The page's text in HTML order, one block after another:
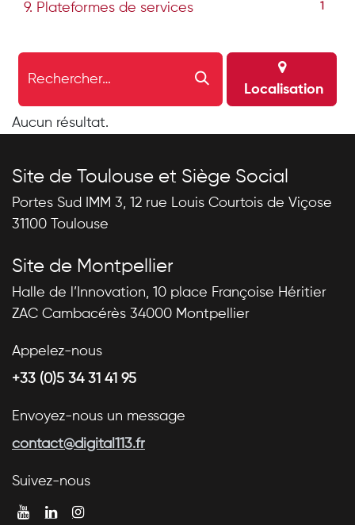
9. Plateformes de services
Localisation
Aucun résultat.
Site de Toulouse et Siège Social
Portes Sud IMM 3, 12 rue Louis Courtois de Viçose
31100 Toulouse
Site de Montpellier
Halle de l’Innovation, 10 place Françoise Héritier
ZAC Cambacérès 34000 Montpellier
Appelez-nous
+33 (0)5 34 31 41 95
Envoyez-nous un message
contact@digital113.fr
Suivez-nous